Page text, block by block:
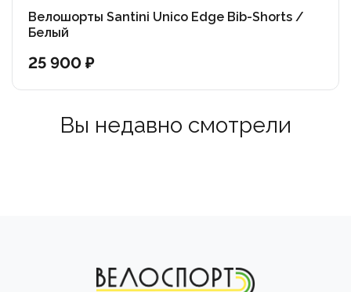
В качестве завершающего штриха — внутренние
фиксаторы, которые надежно удерживают шорты на
- Высококачественная итальянская ткань
- Поддержка мышц и посадка профессионального
- Подкладка C3 с 3D-эргономичной поверхностью и
Велошорты Santini Unico Edge Bib-Shorts /
Белый
25 900 ₽
Вы недавно смотрели